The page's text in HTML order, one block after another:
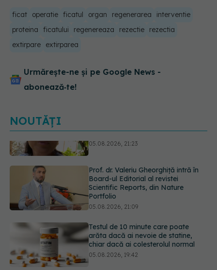
ficat operatie ficatul organ regenerarea
interventie
proteina
ficatului regenereaza rezectie
rezectia
extirpare
extirparea
Urmărește-ne și pe Google News -
abonează‑te!
NOUTĂȚI
Scientific Reports, din Nature
Portfolio
05.08.2026, 21:09
Testul de 10 minute care poate
chiar dacă ai colesterolul normal
05.08.2026, 19:42